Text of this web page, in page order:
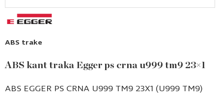
ABS trake
ABS kant traka Egger ps crna u999 tm9 23×1
ABS EGGER PS CRNA U999 TM9 23X1 (U999 TM9)